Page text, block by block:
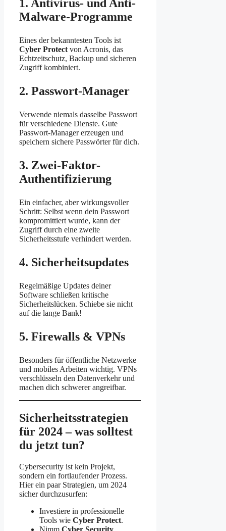
1. Antivirus- und Anti-
Malware-Programme
Eines der bekanntesten Tools ist
Cyber Protect von Acronis, das
Echtzeitschutz, Backup und sicheren
Zugriff kombiniert.
2. Passwort-Manager
Verwende niemals dasselbe Passwort
für verschiedene Dienste. Gute
Passwort-Manager erzeugen und
speichern sichere Passwörter für dich.
3. Zwei-Faktor-
Authentifizierung
Ein einfacher, aber wirkungsvoller
Schritt: Selbst wenn dein Passwort
kompromittiert wurde, kann der
Zugriff durch eine zweite
Sicherheitsstufe verhindert werden.
4. Sicherheitsupdates
Regelmäßige Updates deiner
Software schließen kritische
Sicherheitslücken. Schiebe sie nicht
auf die lange Bank!
5. Firewalls & VPNs
Besonders für öffentliche Netzwerke
und mobiles Arbeiten wichtig. VPNs
verschlüsseln den Datenverkehr und
machen dich schwerer angreifbar.
Sicherheitsstrategien
für 2024 – was solltest
du jetzt tun?
Cybersecurity ist kein Projekt,
sondern ein fortlaufender Prozess.
Hier ein paar Strategien, um 2024
sicher durchzusurfen:
Investiere in professionelle
Tools wie Cyber Protect.
Nimm Cyber Security